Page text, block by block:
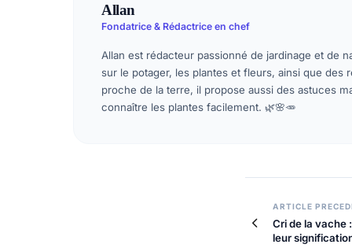
Allan
Fondatrice & Rédactrice en chef
Allan est rédacteur passionné de jardinage et de
sur le potager, les plantes et fleurs, ainsi que des
proche de la terre, il propose aussi des astuces
connaître les plantes facilement. 🌿🌸🥕
ARTICLE
Cri de la vache
leur